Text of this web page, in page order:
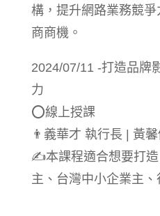
構，提升網路業務競
商商機。
2024/07/11 -打造品牌
力
⭕線上授課
👨‍義華才 執行長 | 黃
✍️本課程適合想要打造
主、台灣中小企業主